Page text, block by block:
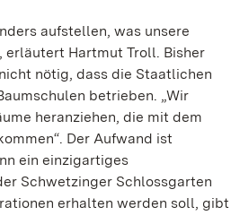
aufstellen, was unsere
erläutert Hartmut Troll. Bisher
nötig, dass die Staatlichen
betrieben. „Wir
heranziehen, die mit dem
Der Aufwand ist
ein einzigartiges
Schwetzinger Schlossgarten
erhalten werden soll, gibt